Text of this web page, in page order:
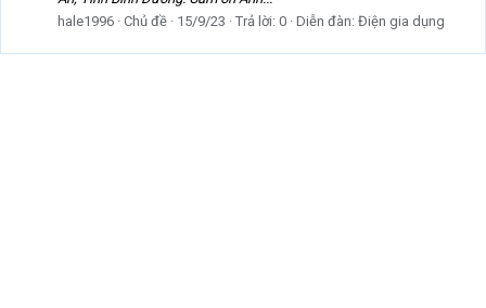
hale1996 Chủ đề 15/9/23 Trả lời: 0 Diễn đàn: Điện gia dụng